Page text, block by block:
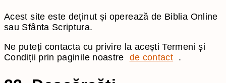
Acest site este deținut și operează de Biblia Online
sau Sfânta Scriptura.
Ne puteți contacta cu privire la acești Termeni și
Condiții prin paginile noastre de contact .